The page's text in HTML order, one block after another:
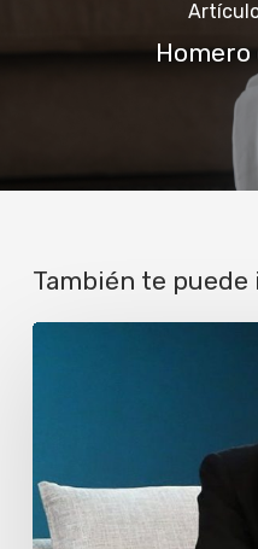
Homero
También te
fantasma